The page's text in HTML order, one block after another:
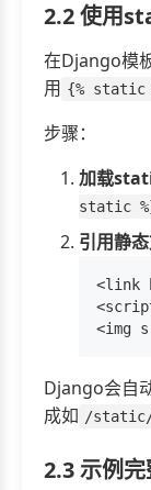
2.2 使用
在Django模
用 {% static
步骤：
加载
static
引用静
<link
Django会自
成如 /
2.3 示例